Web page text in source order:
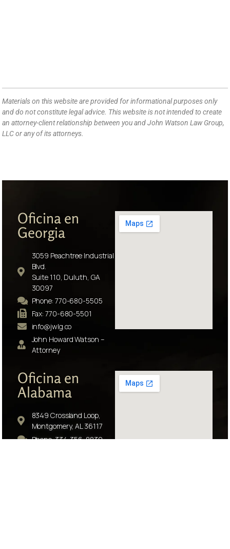
Materials on this website are provided for informational purposes only
and do not constitute legal advice. This website is not intended to create
an attorney-client relationship between you and John Watson Law Group,
LLC or any of its attorneys.
Oficina en
Georgia
3059 Peachtree Industrial
Blvd.
Suite 110, Duluth, GA
30097
Phone: 770-680-5505
Fax: 770-680-5501
info@jwlg.co
John Howard Watson –
Attorney
Oficina en
Alabama
8349 Crossland Loop,
Montgomery, AL 36117
Phone: 334-356-8830